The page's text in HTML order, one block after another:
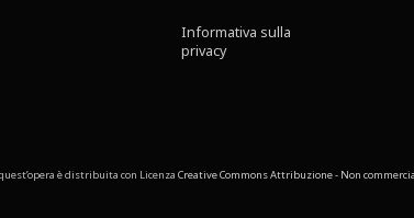
Informativa sulla
privacy
è distribuita con Licenza Creative Commons Attribuzione - Non